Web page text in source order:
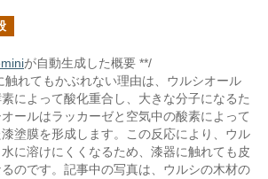
が自動生成した概要 **/
触れてもかぶれない理由は、ウルシオール
によって酸化重合し、大きな分子になるた
ールはラッカーゼと空気中の酸素によって
塗膜を形成します。この反応により、ウル
に溶けにくくなるため、漆器に触れても皮
のです。記事中の写真は、ウルシの木材の